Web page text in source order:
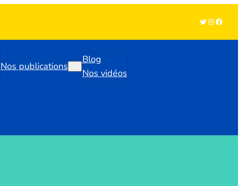
Twitter
Instagram
Nos publications
Blog
Nos vidéos